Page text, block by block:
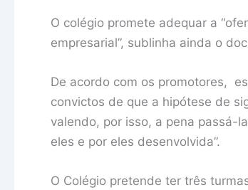
O colégio promete adequar a
empresarial”, sublinha ainda o
De acordo com os promotores,
convictos de que a hipótese de
valendo, por isso, a pena passá-
eles e por eles desenvolvida”.
O Colégio pretende ter três